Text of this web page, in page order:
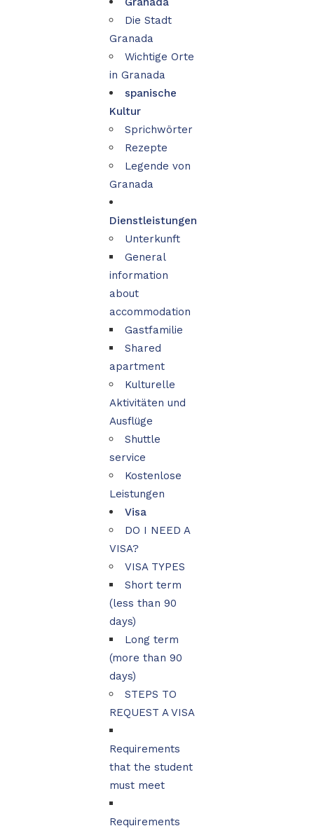
Die Stadt
Granada
Wichtige Orte
in Granada
spanische
Kultur
Sprichwörter
Rezepte
Legende von
Granada
Dienstleistungen
Unterkunft
General
information
about
accommodation
Gastfamilie
Shared
apartment
Kulturelle
Aktivitäten und
Ausflüge
Shuttle
service
Kostenlose
Leistungen
Visa
DO I NEED A
VISA?
VISA TYPES
Short term
(less than 90
days)
Long term
(more than 90
days)
STEPS TO
REQUEST A VISA
Requirements
that the student
must meet
Requirements